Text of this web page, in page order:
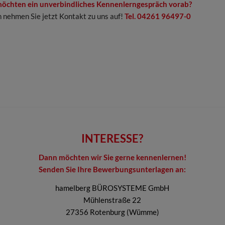
ein unverbindliches Kennenlerngespräch vorab?
nehmen Sie jetzt Kontakt zu uns auf!Tel. 04261 96497-0
INTERESSE?
Dann möchten wir Sie gerne kennenlernen!
Senden Sie Ihre Bewerbungsunterlagen an:
hamelberg BÜROSYSTEME GmbH
Mühlenstraße 22
27356 Rotenburg (Wümme)